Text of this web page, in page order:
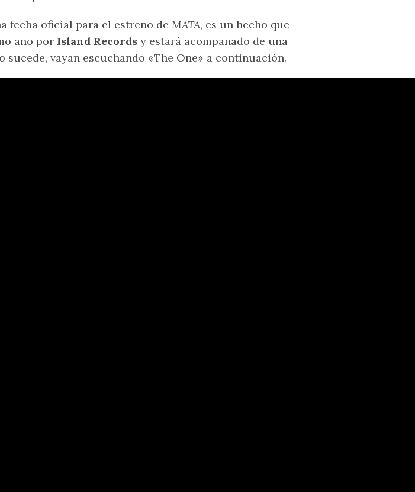
fecha oficial para el estreno de MATA, es un hecho que
año por Island Records y estará acompañado de una
sucede, vayan escuchando «The One» a continuación.